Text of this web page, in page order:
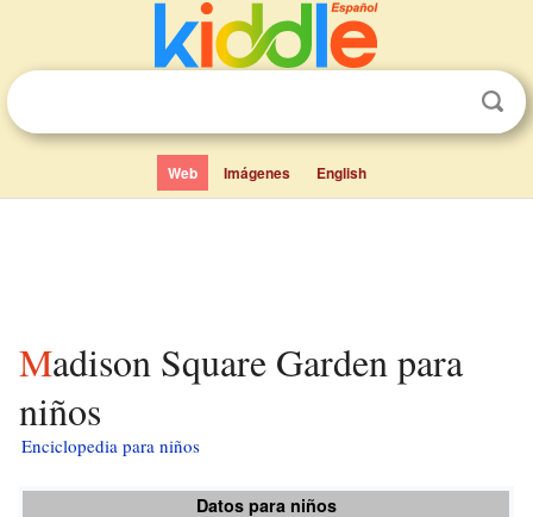
Web Imágenes English
Madison Square Garden para
niños
Enciclopedia para niños
Datos para niños